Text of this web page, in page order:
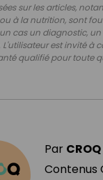
sur les articles,
à la nutrition, sont
cas un diagnostic,
est invité à
qualifié pour toute
Par
Contenus